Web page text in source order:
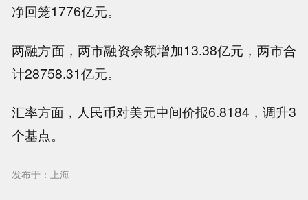
净回笼1776亿元。
两融方面，两市融资余额增加13.38亿元，两市合
计28758.31亿元。
汇率方面，人民币对美元中间价报6.8184，调升3
个基点。
发布于：上海